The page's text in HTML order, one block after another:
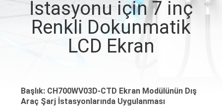
KONTROLÜ
BIZIMLE
BIR
İstasyonu için 7 inç
Renkli Dokunmatik
LCD Ekran
Başlık: CH700WV03D-CTD Ekran Modülünün Dış
Araç Şarj İstasyonlarında Uygulanması